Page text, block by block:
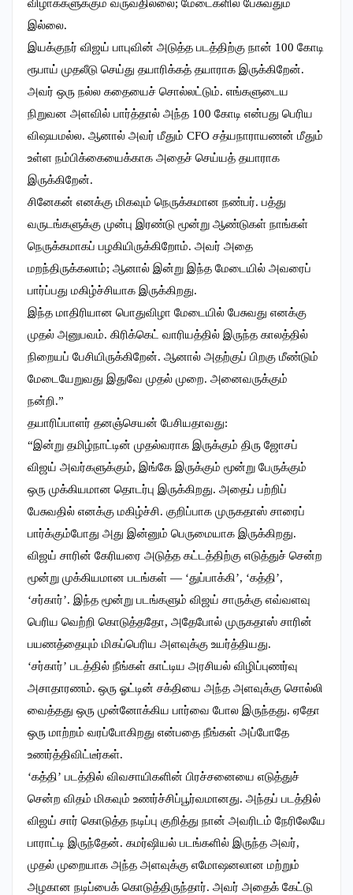
விழாக்களுக்கும் வருவதில்லை; மேடைகளில் பேசுவதும்
இல்லை.
இயக்குநர் விஜய் பாபுவின் அடுத்த படத்திற்கு நான் 100 கோடி
ரூபாய் முதலீடு செய்து தயாரிக்கத் தயாராக இருக்கிறேன்.
அவர் ஒரு நல்ல கதையைச் சொல்லட்டும். எங்களுடைய
நிறுவன அளவில் பார்த்தால் அந்த 100 கோடி என்பது பெரிய
விஷயமல்ல. ஆனால் அவர் மீதும் CFO சத்யநாராயணன் மீதும்
உள்ள நம்பிக்கையைக்காக அதைச் செய்யத் தயாராக
இருக்கிறேன்.
சினேகன் எனக்கு மிகவும் நெருக்கமான நண்பர். பத்து
வருடங்களுக்கு முன்பு இரண்டு மூன்று ஆண்டுகள் நாங்கள்
நெருக்கமாகப் பழகியிருக்கிறோம். அவர் அதை
மறந்திருக்கலாம்; ஆனால் இன்று இந்த மேடையில் அவரைப்
பார்ப்பது மகிழ்ச்சியாக இருக்கிறது.
இந்த மாதிரியான பொதுவிழா மேடையில் பேசுவது எனக்கு
முதல் அனுபவம். கிரிக்கெட் வாரியத்தில் இருந்த காலத்தில்
நிறையப் பேசியிருக்கிறேன். ஆனால் அதற்குப் பிறகு மீண்டும்
மேடையேறுவது இதுவே முதல் முறை. அனைவருக்கும்
நன்றி.”
தயாரிப்பாளர் தனஞ்செயன் பேசியதாவது:
“இன்று தமிழ்நாட்டின் முதல்வராக இருக்கும் திரு ஜோசப்
விஜய் அவர்களுக்கும், இங்கே இருக்கும் மூன்று பேருக்கும்
ஒரு முக்கியமான தொடர்பு இருக்கிறது. அதைப் பற்றிப்
பேசுவதில் எனக்கு மகிழ்ச்சி. குறிப்பாக முருகதாஸ் சாரைப்
பார்க்கும்போது அது இன்னும் பெருமையாக இருக்கிறது.
விஜய் சாரின் கேரியரை அடுத்த கட்டத்திற்கு எடுத்துச் சென்ற
மூன்று முக்கியமான படங்கள் — ‘துப்பாக்கி’, ‘கத்தி’,
‘சர்கார்’. இந்த மூன்று படங்களும் விஜய் சாருக்கு எவ்வளவு
பெரிய வெற்றி கொடுத்ததோ, அதேபோல் முருகதாஸ் சாரின்
பயணத்தையும் மிகப்பெரிய அளவுக்கு உயர்த்தியது.
‘சர்கார்’ படத்தில் நீங்கள் காட்டிய அரசியல் விழிப்புணர்வு
அசாதாரணம். ஒரு ஓட்டின் சக்தியை அந்த அளவுக்கு சொல்லி
வைத்தது ஒரு முன்னோக்கிய பார்வை போல இருந்தது. ஏதோ
ஒரு மாற்றம் வரப்போகிறது என்பதை நீங்கள் அப்போதே
உணர்த்திவிட்டீர்கள்.
‘கத்தி’ படத்தில் விவசாயிகளின் பிரச்சனையை எடுத்துச்
சென்ற விதம் மிகவும் உணர்ச்சிப்பூர்வமானது. அந்தப் படத்தில்
விஜய் சார் கொடுத்த நடிப்பு குறித்து நான் அவரிடம் நேரிலேயே
பாராட்டி இருந்தேன். கமர்ஷியல் படங்களில் இருந்த அவர்,
முதல் முறையாக அந்த அளவுக்கு எமோஷனலான மற்றும்
அழகான நடிப்பைக் கொடுத்திருந்தார். அவர் அதைக் கேட்டு